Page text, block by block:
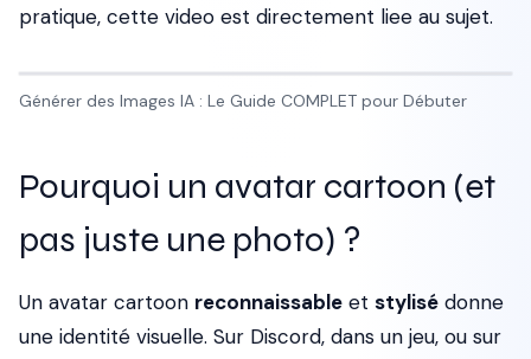
pratique, cette video est directement liee au sujet.
Générer des Images IA : Le Guide COMPLET pour Débuter
Pourquoi un avatar cartoon (et
pas juste une photo) ?
Un avatar cartoon reconnaissable et stylisé donne
une identité visuelle. Sur Discord, dans un jeu, ou sur